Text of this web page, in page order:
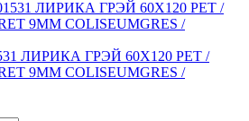
ЛИРИКА ГРЭЙ 60X120 РЕТ /
9MM COLISEUMGRES /